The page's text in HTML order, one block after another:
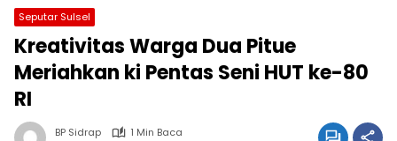
Seputar Sulsel
Kreativitas Warga Dua Pitue
Meriahkan ki Pentas Seni HUT ke-80
RI
BP Sidrap
1 Min Baca